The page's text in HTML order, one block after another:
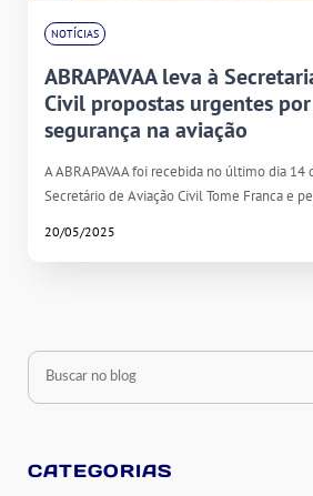
NOTÍCIAS
ABRAPAVAA leva à
Civil propostas urgentes
segurança na aviação
A ABRAPAVAA foi recebida no último dia 14
Secretário de Aviação Civil Tome Franca e
20/05/2025
CATEGORIAS